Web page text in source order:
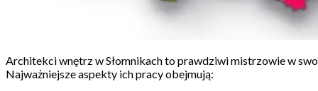
Architekci wnętrz w Słomnikach to prawdziwi mistrzowie w
Najważniejsze aspekty ich pracy obejmują: